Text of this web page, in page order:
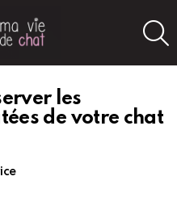
les
de votre chat